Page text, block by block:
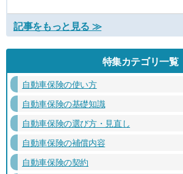
記事をもっと見る ≫
特集カテゴリ一覧
自動車保険の使い方
自動車保険の基礎知識
自動車保険の選び方・見直し
自動車保険の補償内容
自動車保険の契約